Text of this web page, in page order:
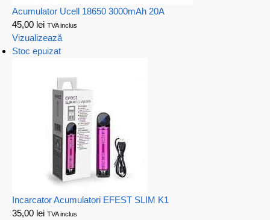
Acumulator Ucell 18650 3000mAh 20A
45,00 lei TVA inclus
Vizualizează
Stoc epuizat
Incarcator Acumulatori EFEST SLIM K1
35,00 lei TVA inclus